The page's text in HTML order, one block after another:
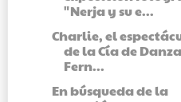
"Nerja y su e...
Charlie, el
de la Cía de
Fern...
En búsqueda de la